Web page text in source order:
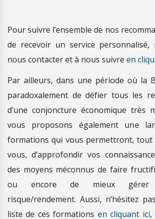
Pour suivre l’ensemble de nos
de recevoir un service personnalisé,
nous contacter et à nous suivre en
Par ailleurs, dans une période où la
paradoxalement de défier tous les
d’une conjoncture économique très
vous proposons également une
formations qui vous permettront, tout
vous, d’approfondir vos
des moyens méconnus de faire
ou encore de mieux
risque/rendement. Aussi, n’hésitez
liste de ces formations en cliquant ici,